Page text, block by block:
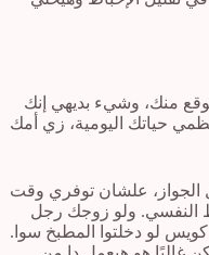
منك، وشيء بديهي إنك
حياتك اليومية، زي أمك
الجواز، علشان توفري وقت
النفسي. ولو زوجك رجل
لو دخلتوا المطبخ سوا.